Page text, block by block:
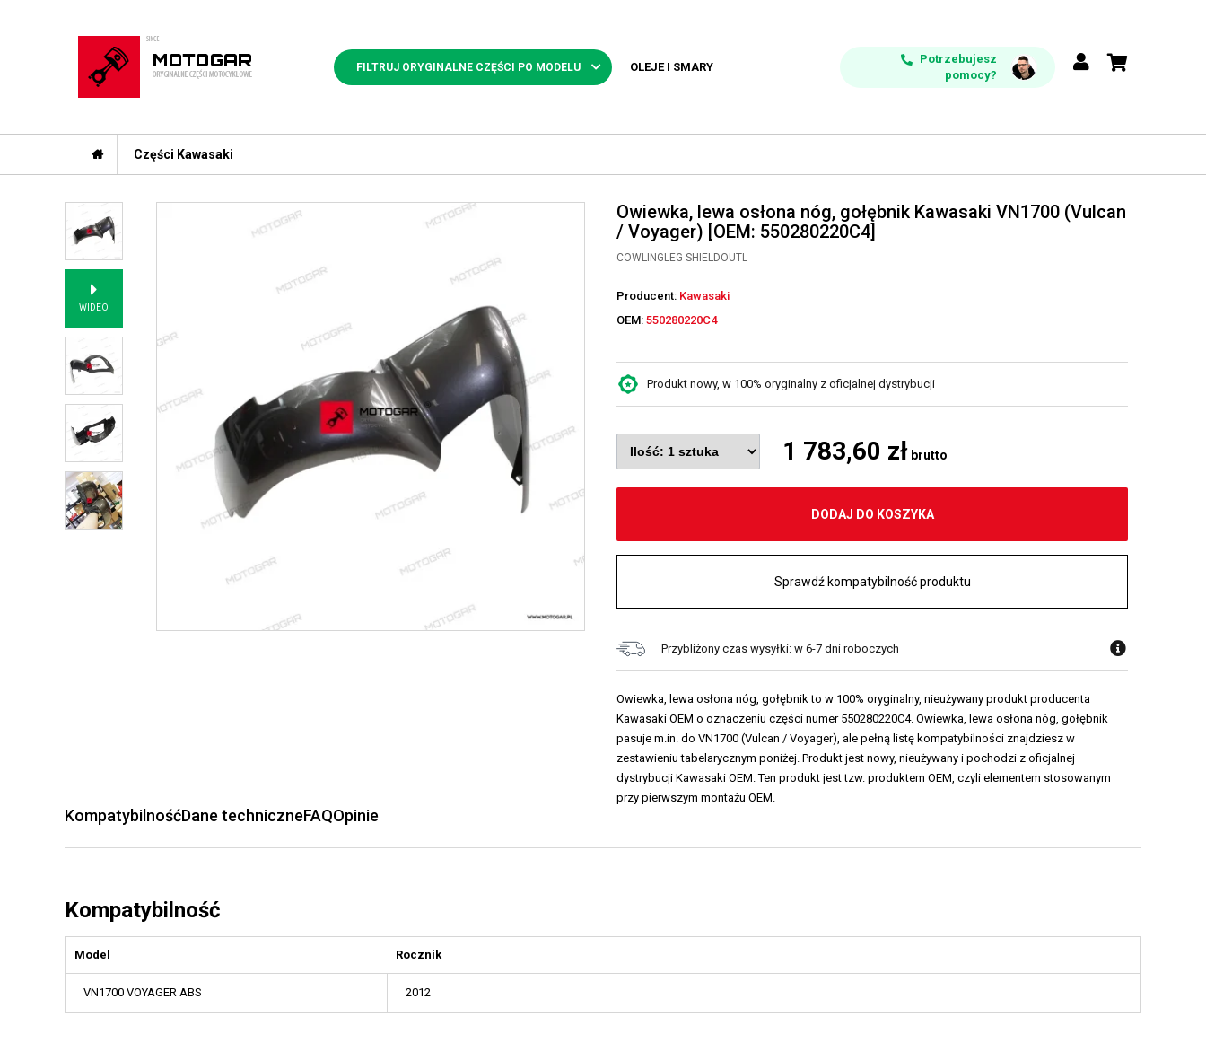
FILTRUJ ORYGINALNE CZĘŚCI PO MODELU OLEJE I SMARY
Potrzebujesz
pomocy?
Części Kawasaki
WIDEO
Owiewka, lewa osłona nóg, gołębnik Kawasaki VN1700 (Vulcan
/ Voyager) [OEM: 550280220C4]
COWLINGLEG SHIELDOUTL
Producent: Kawasaki
OEM: 550280220C4
Produkt nowy, w 100% oryginalny z oficjalnej dystrybucji
1 783,60 zł brutto
DODAJ DO KOSZYKA
Sprawdź kompatybilność produktu
Przybliżony czas wysyłki: w 6-7 dni roboczych
Owiewka, lewa osłona nóg, gołębnik to w 100% oryginalny, nieużywany produkt producenta
Kawasaki OEM o oznaczeniu części numer 550280220C4. Owiewka, lewa osłona nóg, gołębnik
pasuje m.in. do VN1700 (Vulcan / Voyager), ale pełną listę kompatybilności znajdziesz w
zestawieniu tabelarycznym poniżej. Produkt jest nowy, nieużywany i pochodzi z oficjalnej
dystrybucji Kawasaki OEM. Ten produkt jest tzw. produktem OEM, czyli elementem stosowanym
przy pierwszym montażu OEM.
KompatybilnośćDane techniczneFAQOpinie
Kompatybilność
Model Rocznik
VN1700 VOYAGER ABS 2012